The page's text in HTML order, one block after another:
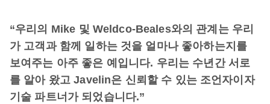
“우리의 Mike 및 Weldco-Beales와의 관계는 우리
가 고객과 함께 일하는 것을 얼마나 좋아하는지를
보여주는 아주 좋은 예입니다. 우리는 수년간 서로
를 알아 왔고 Javelin은 신뢰할 수 있는 조언자이자
기술 파트너가 되었습니다.”